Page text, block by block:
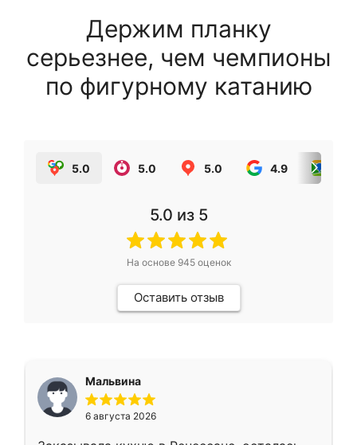
Держим планку
серьезнее, чем чемпионы
по фигурному катанию
5.0 5.0 5.0 4.9
5.0 из 5
На основе 945оценок
Оставить отзыв
Мальвина
6 августа 2026